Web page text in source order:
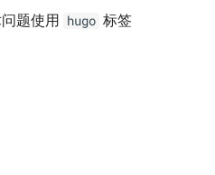
问题使用 hugo 标签